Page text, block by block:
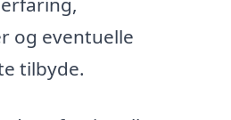
og eventuelle
tilbyde.